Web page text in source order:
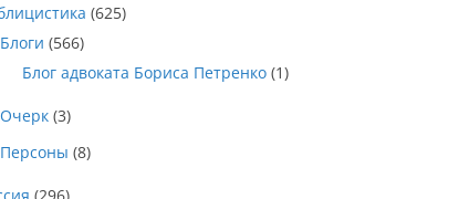
(625)
Блоги (566)
Блог адвоката Бориса Петренко (1)
Очерк (3)
Персоны (8)